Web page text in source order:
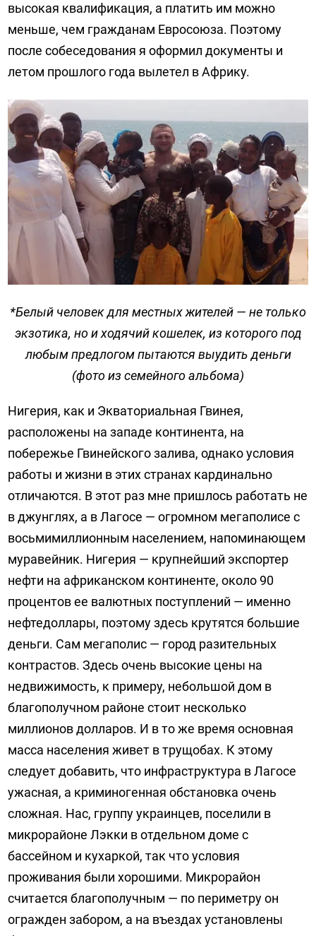
высокая квалификация, а платить им можно
меньше, чем гражданам Евросоюза. Поэтому
после собеседования я оформил документы и
летом прошлого года вылетел в Африку.
*Белый человек для местных жителей — не только
экзотика, но и ходячий кошелек, из которого под
любым предлогом пытаются выудить деньги
(фото из семейного альбома)
Нигерия, как и Экваториальная Гвинея,
расположены на западе континента, на
побережье Гвинейского залива, однако условия
работы и жизни в этих странах кардинально
отличаются. В этот раз мне пришлось работать не
в джунглях, а в Лагосе — огромном мегаполисе с
восьмимиллионным населением, напоминающем
муравейник. Нигерия — крупнейший экспортер
нефти на африканском континенте, около 90
процентов ее валютных поступлений — именно
нефтедоллары, поэтому здесь крутятся большие
деньги. Сам мегаполис — город разительных
контрастов. Здесь очень высокие цены на
недвижимость, к примеру, небольшой дом в
благополучном районе стоит несколько
миллионов долларов. И в то же время основная
масса населения живет в трущобах. К этому
следует добавить, что инфраструктура в Лагосе
ужасная, а криминогенная обстановка очень
сложная. Нас, группу украинцев, поселили в
микрорайоне Лэкки в отдельном доме с
бассейном и кухаркой, так что условия
проживания были хорошими. Микрорайон
считается благополучным — по периметру он
огражден забором, а на въездах установлены